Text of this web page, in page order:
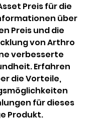
Preis für die
über
Preis und die
von Arthro
verbesserte
Erfahren
die Vorteile,
für dieses
Produkt.